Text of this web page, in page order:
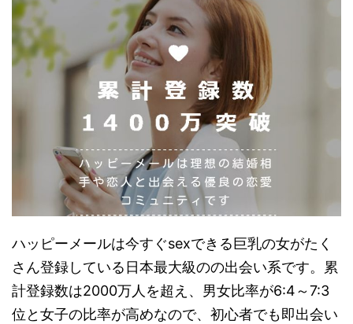
ハッピーメールは今すぐsexできる巨乳の女がたく
さん登録している日本最大級のの出会い系です。累
計登録数は2000万人を超え、男女比率が6:4～7:3
位と女子の比率が高めなので、初心者でも即出会い